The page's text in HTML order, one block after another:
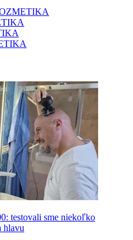
testovali sme niekoľko
hlavu